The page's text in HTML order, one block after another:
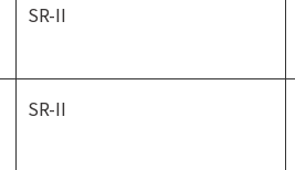
SR-II
SR-II